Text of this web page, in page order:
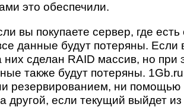
это обеспечили.
вы покупаете сервер, где
данные будут потеряны. Если
них сделан RAID массив, но
также будут потеряны.
резервированием, ни
другой, если текущий выйдет из